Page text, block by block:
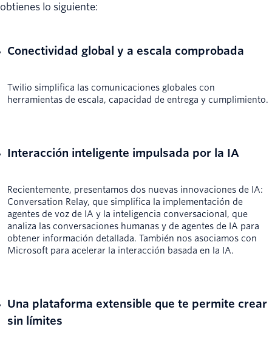
obtienes lo siguiente:
Conectividad global y a escala comprobada
Twilio simplifica las comunicaciones globales con
herramientas de escala, capacidad de entrega y cumplimiento.
Interacción inteligente impulsada por la IA
Recientemente, presentamos dos nuevas innovaciones de IA:
Conversation Relay, que simplifica la implementación de
agentes de voz de IA y la inteligencia conversacional, que
analiza las conversaciones humanas y de agentes de IA para
obtener información detallada. También nos asociamos con
Microsoft para acelerar la interacción basada en la IA.
Una plataforma extensible que te permite crear
sin límites